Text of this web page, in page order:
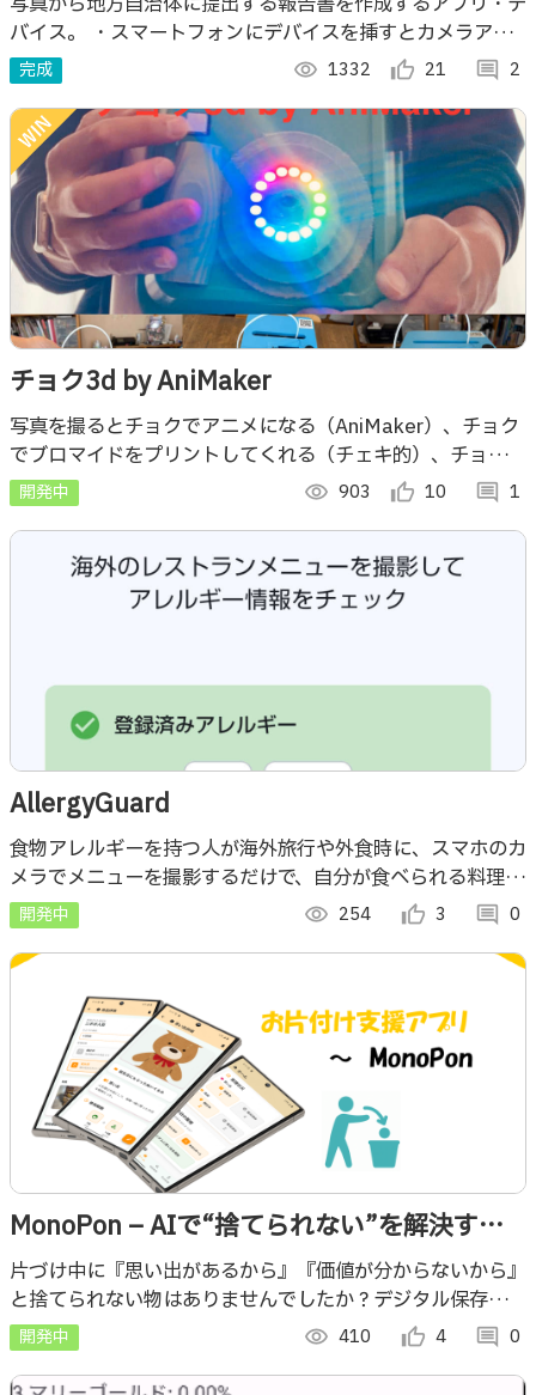
バイス。 ・スマートフォンにデバイスを挿すとカメラアプ
リが起動 ・シャッターボタンを押せば、自治体に写真が共
有される。 ・手袋してても操作できる。
完成 visibility 1332 thumb_up_alt 21 comment 2
チョク3d by AniMaker
写真を撮るとチョクでアニメになる（AniMaker）、チョク
でブロマイドをプリントしてくれる（チェキ的）、チョクで
3dフィギュアになる（3D Printer）、な大きめインスタン
トカメラです！
開発中 visibility 903 thumb_up_alt 10 comment 1
AllergyGuard
食物アレルギーを持つ人が海外旅行や外食時に、スマホのカ
メラでメニューを撮影するだけで、自分が食べられる料理を
安全に特定できるアプリ。多言語のメニューに対応しOCR
技術とアレルギー情報データベースを活用
開発中 visibility 254 thumb_up_alt 3 comment 0
MonoPon – AIで“捨てられない”を解決する
片づけアプリ
片づけ中に『思い出があるから』『価値が分からないから』
と捨てられない物はありませんでしたか？デジタル保存で思
い出を振り返れる安心感、AI査定で価値を見極める材料を
提供し、捨てられない悩みを解決します！
開発中 visibility 410 thumb_up_alt 4 comment 0